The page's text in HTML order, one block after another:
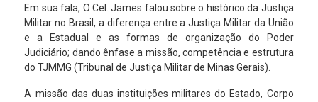
Em sua fala, O Cel. James falou sobre o histórico da Justiça
Militar no Brasil, a diferença entre a Justiça Militar da União
e a Estadual e as formas de organização do Poder
Judiciário; dando ênfase a missão, competência e estrutura
do TJMMG (Tribunal de Justiça Militar de Minas Gerais).
A missão das duas instituições militares do Estado, Corpo